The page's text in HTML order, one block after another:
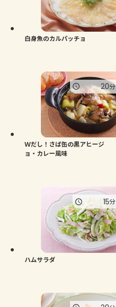
白身魚のカルパッチョ
Ｗだし！さば缶の黒アヒージ
ョ・カレー風味
20分
ハムサラダ
15分